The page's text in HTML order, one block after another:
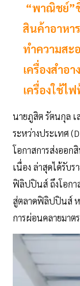
“พาณิชย์”
สินค้าอาหา
ทำความสะ
เครื่องสำอ
เครื่องใช้ไ
นายภูสิต รัตนกุล เ
ระหว่างประเทศ
โอกาสการส่งออก
เนื่อง ล่าสุดได้รับ
ฟิลิปปินส์ ถึงโอกา
สู่ตลาดฟิลิปปินส์
การผ่อนคลายมาต